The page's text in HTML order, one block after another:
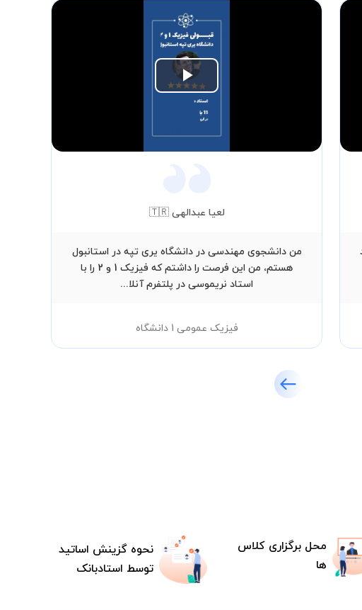
Play
لعیا عبدالهی 🇹🇷
من دانشجوی مهندسی در دانشگاه یری تپه در استانبول
هستم، من این فرصت را داشتم که فیزیک 1 و 2 را با
استاد نریموسی در پلتفرم آنلا...
فیزیک عمومی 1 دانشگاه
محل برگزاری کلاس
ها
نحوه گزینش اساتید
توسط استادبانک